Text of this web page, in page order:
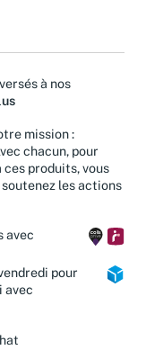
à nos
mission :
chacun, pour
produits, vous
les actions
avec
pour
avec